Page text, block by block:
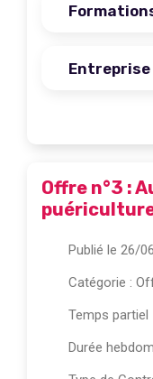
Entreprise
Offre n°3 :
Publié le 26/
Catégorie :
Temps partiel
Durée